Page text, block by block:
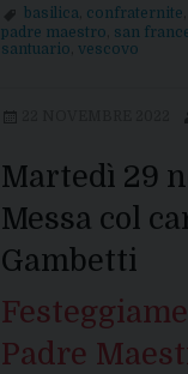
basilica, confraternite
padre maestro san
santuario vescovo
Martedì 29
Messa col
Gambetti
Padre